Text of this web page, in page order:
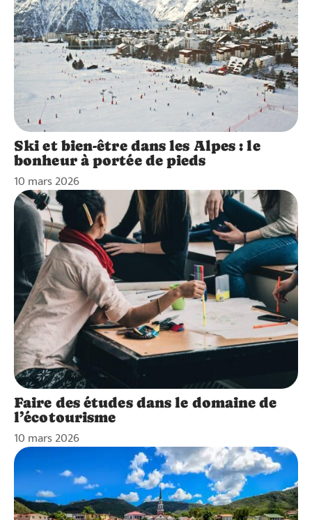
Ski et bien-être dans les Alpes : le
bonheur à portée de pieds
10 mars 2026
Faire des études dans le domaine de
l’écotourisme
10 mars 2026